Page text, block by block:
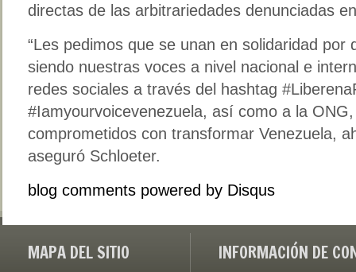
directas de las arbitrariedades denunciadas
“Les pedimos que se unan en solidaridad por
siendo nuestras voces a nivel nacional e
redes sociales a través del hashtag
#Iamyourvoicevenezuela, así como a la
comprometidos con transformar Venezuela,
aseguró Schloeter.
blog comments powered by Disqus
MAPA DEL SITIO INFORMACIÓN DE